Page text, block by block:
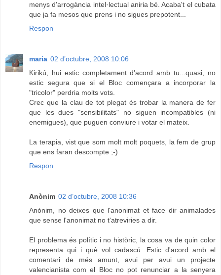
menys d'arrogància intel·lectual aniria bé. Acaba't el cubata
que ja fa mesos que prens i no sigues prepotent...
Respon
maria 02 d’octubre, 2008 10:06
Kirikú, hui estic completament d'acord amb tu...quasi, no
estic segura que si el Bloc començara a incorporar la
"tricolor" perdria molts vots.
Crec que la clau de tot plegat és trobar la manera de fer
que les dues "sensibilitats" no siguen incompatibles (ni
enemigues), que puguen conviure i votar el mateix.
La terapia, vist que som molt molt poquets, la fem de grup
que ens faran descompte ;-)
Respon
Anònim 02 d’octubre, 2008 10:36
Anònim, no deixes que l'anonimat et face dir animalades
que sense l'anonimat no t'atreviries a dir.
El problema és polític i no històric, la cosa va de quin color
representa qui i què vol cadascú. Estic d'acord amb el
comentari de més amunt, avui per avui un projecte
valencianista com el Bloc no pot renunciar a la senyera